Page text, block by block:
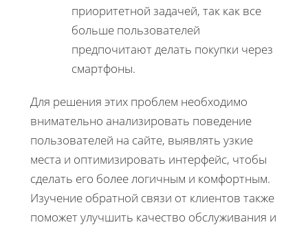
приоритетной задачей, так как все
больше пользователей
предпочитают делать покупки через
смартфоны.
Для решения этих проблем необходимо
внимательно анализировать поведение
пользователей на сайте, выявлять узкие
места и оптимизировать интерфейс, чтобы
сделать его более логичным и комфортным.
Изучение обратной связи от клиентов также
поможет улучшить качество обслуживания и